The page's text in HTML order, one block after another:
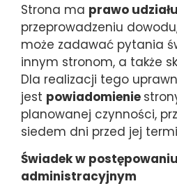
Strona ma prawo udziału
przeprowadzeniu
może zadawać pytania
innym stronom, a także
Dla realizacji tego
jest powiadomienie
planowanej czynności,
siedem dni przed jej
Świadek w postępowaniu
administracyjnym